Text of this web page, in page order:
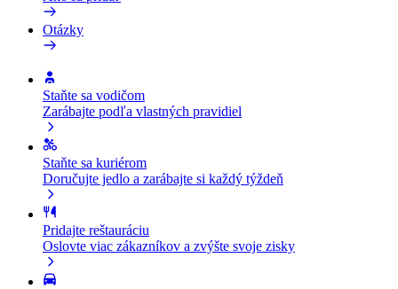
Otázky
Staňte sa vodičom
Zarábajte podľa vlastných pravidiel
Staňte sa kuriérom
Doručujte jedlo a zarábajte si každý týždeň
Pridajte reštauráciu
Oslovte viac zákazníkov a zvýšte svoje zisky